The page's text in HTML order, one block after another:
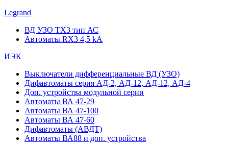
Legrand
ВД УЗО TX3 тип АС
Автоматы RX3 4,5 kA
ИЭК
Выключатели дифференциальные ВД (УЗО)
Дифавтоматы серия АД-2, АД-12, АД-12, АД-4
Доп. устройства модульной серии
Автоматы ВА 47-29
Автоматы ВА 47-100
Автоматы ВА 47-60
Дифавтоматы (АВДТ)
Автоматы ВА88 и доп. устройства